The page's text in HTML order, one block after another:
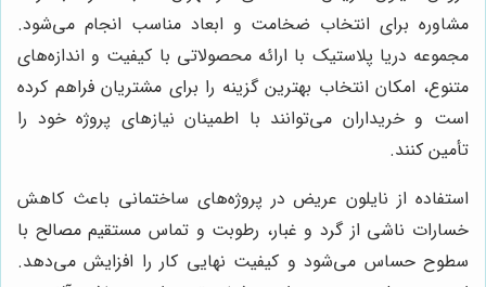
مشاوره برای انتخاب ضخامت و ابعاد مناسب انجام می‌شود.
مجموعه دریا پلاستیک با ارائه محصولاتی با کیفیت و اندازه‌های
متنوع، امکان انتخاب بهترین گزینه را برای مشتریان فراهم کرده
است و خریداران می‌توانند با اطمینان نیازهای پروژه خود را
تأمین کنند.
استفاده از نایلون عریض در پروژه‌های ساختمانی باعث کاهش
خسارات ناشی از گرد و غبار، رطوبت و تماس مستقیم مصالح با
سطوح حساس می‌شود و کیفیت نهایی کار را افزایش می‌دهد.